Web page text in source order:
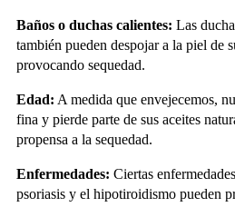
Baños o duchas calientes: Las
también pueden despojar a la piel de
provocando sequedad.
Edad: A medida que envejecemos,
fina y pierde parte de sus aceites
propensa a la sequedad.
Enfermedades: Ciertas
psoriasis y el hipotiroidismo pueden